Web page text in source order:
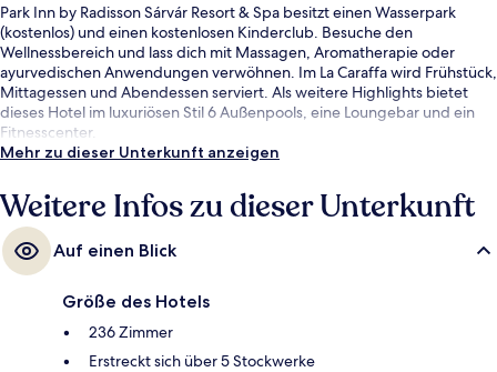
Park Inn by Radisson Sárvár Resort & Spa besitzt einen Wasserpark
(kostenlos) und einen kostenlosen Kinderclub. Besuche den
Wellnessbereich und lass dich mit Massagen, Aromatherapie oder
ayurvedischen Anwendungen verwöhnen. Im La Caraffa wird Frühstück,
Mittagessen und Abendessen serviert. Als weitere Highlights bietet
dieses Hotel im luxuriösen Stil 6 Außenpools, eine Loungebar und ein
Fitnesscenter.
Mehr zu dieser Unterkunft anzeigen
Weitere Infos zu dieser Unterkunft
Auf einen Blick
Größe des Hotels
236 Zimmer
Erstreckt sich über 5 Stockwerke